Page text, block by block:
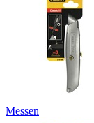
Messen